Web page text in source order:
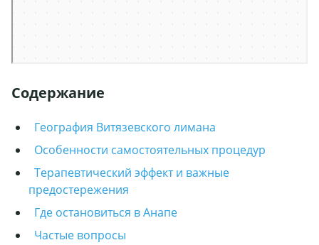
Содержание
География Витязевского лимана
Особенности самостоятельных процедур
Терапевтический эффект и важные
предостережения
Где остановиться в Анапе
Частые вопросы